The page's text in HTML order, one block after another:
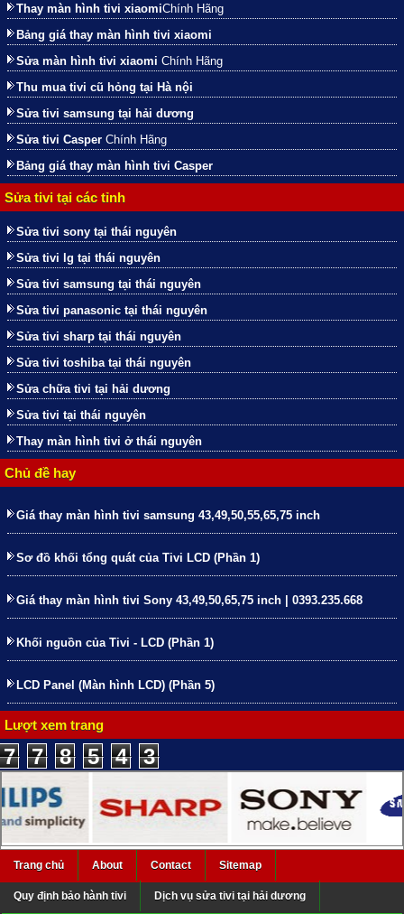
Thay màn hình tivi xiaomiChính Hãng
Bảng giá thay màn hình tivi xiaomi
Sửa màn hình tivi xiaomi Chính Hãng
Thu mua tivi cũ hỏng tại Hà nội
Sửa tivi samsung tại hải dương
Sửa tivi Casper Chính Hãng
Bảng giá thay màn hình tivi Casper
Sửa tivi tại các tỉnh
Sửa tivi sony tại thái nguyên
Sửa tivi lg tại thái nguyên
Sửa tivi samsung tại thái nguyên
Sửa tivi panasonic tại thái nguyên
Sửa tivi sharp tại thái nguyên
Sửa tivi toshiba tại thái nguyên
Sửa chữa tivi tại hải dương
Sửa tivi tại thái nguyên
Thay màn hình tivi ở thái nguyên
Chủ đề hay
Giá thay màn hình tivi samsung 43,49,50,55,65,75 inch
Sơ đồ khối tổng quát của Tivi LCD (Phần 1)
Giá thay màn hình tivi Sony 43,49,50,65,75 inch | 0393.235.668
Khối nguồn của Tivi - LCD (Phần 1)
LCD Panel (Màn hình LCD) (Phần 5)
Lượt xem trang
7 7 8 5 4 3
Trang chủ About Contact Sitemap
Quy định bảo hành tivi Dịch vụ sửa tivi tại hải dương